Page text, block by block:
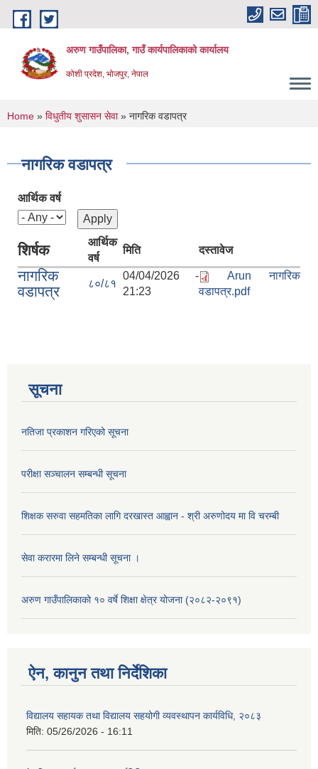
Skip to main content
अरुण गाउँपालिका, गाउँ कार्यपालिकाको कार्यालय
कोशी प्रदेश, भोजपुर, नेपाल
You are here
Home » विधुतीय शुसासन सेवा» नागरिक वडापत्र
नागरिक वडापत्र
आर्थिक वर्ष
शिर्षक
आर्थिक
वर्ष
मिति दस्तावेज
नागरिक
वडापत्र
८०/८१
04/04/2026 -
21:23
Arun नागरिक
वडापत्र.pdf
सूचना
नतिजा प्रकाशन गरिएको सूचना
परीक्षा सञ्चालन सम्बन्धी सूचना
शिक्षक सरुवा सहमतिका लागि दरखास्त आह्वान - श्री अरुणोदय मा वि चरम्बी
सेवा करारमा लिने सम्बन्धी सूचना ।
अरुण गाउँपालिकाको १० वर्षे शिक्षा क्षेत्र योजना (२०८२-२०९१)
ऐन, कानुन तथा निर्देशिका
विद्यालय सहायक तथा विद्यालय सहयोगी व्यवस्थापन कार्यविधि, २०८३
मिति: 05/26/2026 - 16:11